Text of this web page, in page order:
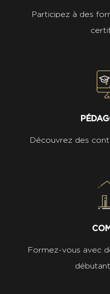
Participez à des
Découvrez des
Formez-vous avec